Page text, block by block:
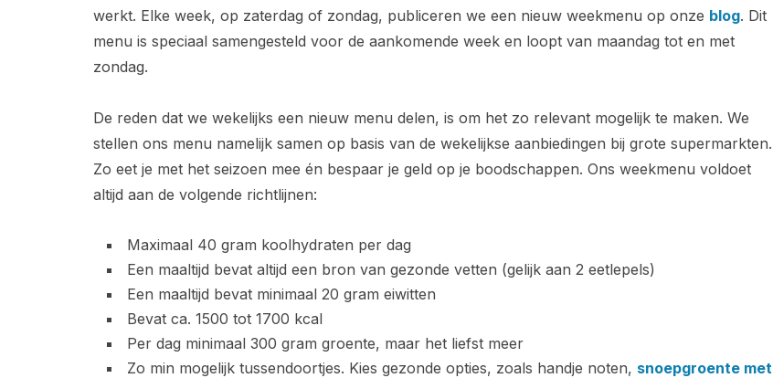
werkt. Elke week, op zaterdag of zondag, publiceren we een nieuw weekmenu op onze blog. Dit
menu is speciaal samengesteld voor de aankomende week en loopt van maandag tot en met
zondag.
De reden dat we wekelijks een nieuw menu delen, is om het zo relevant mogelijk te maken. We
stellen ons menu namelijk samen op basis van de wekelijkse aanbiedingen bij grote supermarkten.
Zo eet je met het seizoen mee én bespaar je geld op je boodschappen. Ons weekmenu voldoet
altijd aan de volgende richtlijnen:
Maximaal 40 gram koolhydraten per dag
Een maaltijd bevat altijd een bron van gezonde vetten (gelijk aan 2 eetlepels)
Een maaltijd bevat minimaal 20 gram eiwitten
Bevat ca. 1500 tot 1700 kcal
Per dag minimaal 300 gram groente, maar het liefst meer
Zo min mogelijk tussendoortjes. Kies gezonde opties, zoals handje noten, snoepgroente met